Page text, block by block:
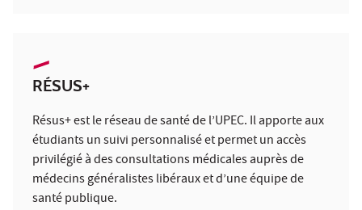
RÉSUS+
Résus+ est le réseau de santé de l’UPEC. Il apporte aux
étudiants un suivi personnalisé et permet un accès
privilégié à des consultations médicales auprès de
médecins généralistes libéraux et d’une équipe de
santé publique.